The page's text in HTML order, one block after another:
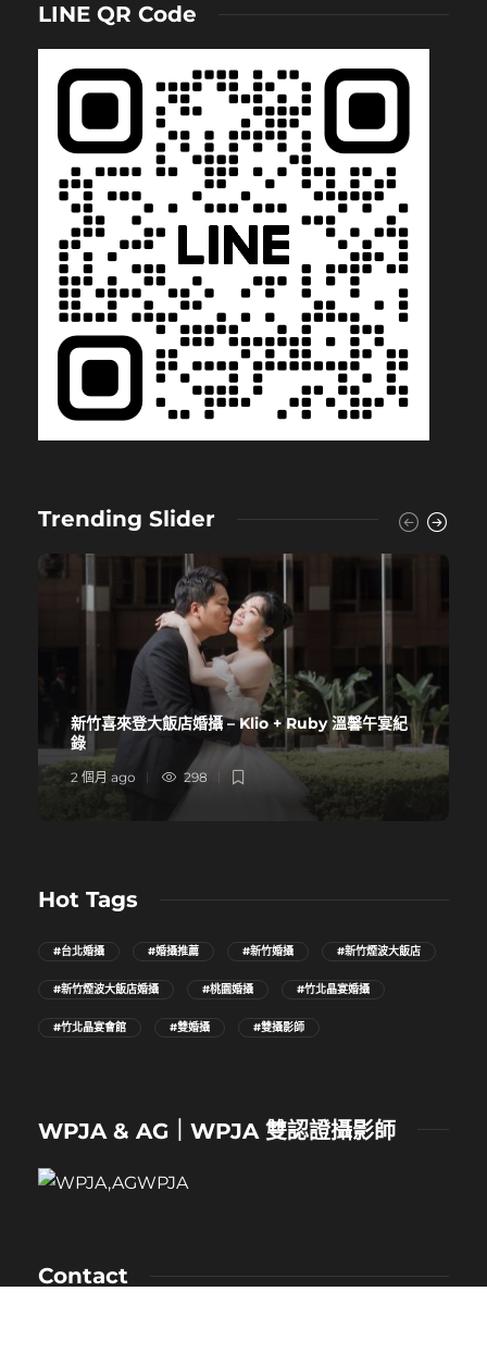
LINE QR Code
Trending Slider
新竹喜來登大飯店婚攝 – Klio + Ruby 溫馨午宴紀
錄
2 個月 ago 298
Hot Tags
#台北婚攝 #婚攝推薦 #新竹婚攝 #新竹煙波大飯店
#新竹煙波大飯店婚攝 #桃園婚攝 #竹北晶宴婚攝
#竹北晶宴會館 #雙婚攝 #雙攝影師
WPJA & AG｜WPJA 雙認證攝影師
Contact